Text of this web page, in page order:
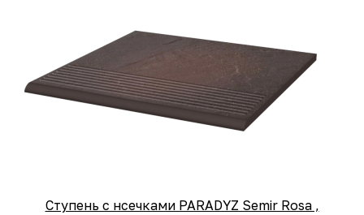
Ступень с нсечками PARADYZ Semir Rosa ,